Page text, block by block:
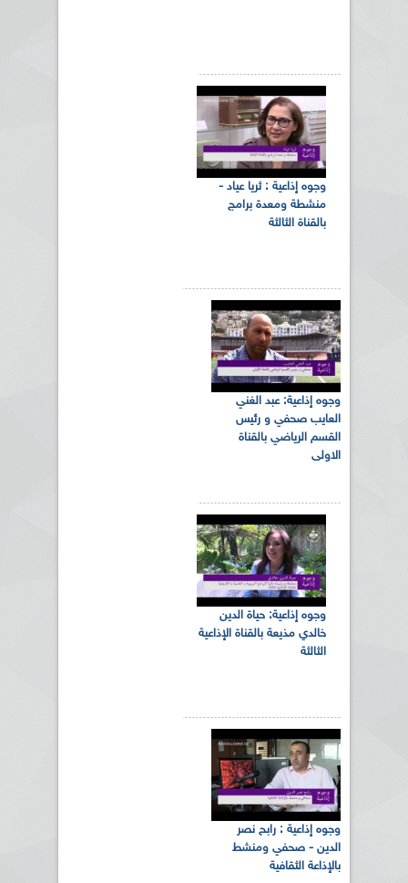
وجوه إذاعية : ثريا عياد -
منشطة ومعدة برامج
بالقناة الثالثة
وجوه إذاعية: عبد الغني
العايب صحفي و رئيس
القسم الرياضي بالقناة
الاولى
وجوه إذاعية: حياة الدين
خالدي مذيعة بالقناة الإذاعية
الثالثة
وجوه إذاعية : رابح نصر
الدين - صحفي ومنشط
بالإذاعة الثقافية